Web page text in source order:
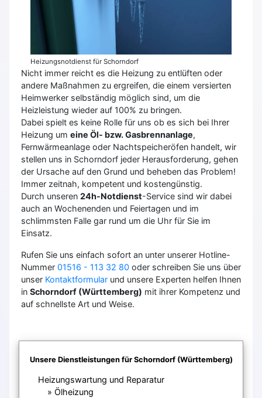
Heizungsnotdienst für Schorndorf
Nicht immer reicht es die Heizung zu entlüften oder
andere Maßnahmen zu ergreifen, die einem versierten
Heimwerker selbständig möglich sind, um die
Heizleistung wieder auf 100% zu bringen.
Dabei spielt es keine Rolle für uns ob es sich bei Ihrer
Heizung um eine Öl- bzw. Gasbrennanlage,
Fernwärmeanlage oder Nachtspeicheröfen handelt, wir
stellen uns in Schorndorf jeder Herausforderung, gehen
der Ursache auf den Grund und beheben das Problem!
Immer zeitnah, kompetent und kostengünstig.
Durch unseren 24h-Notdienst-Service sind wir dabei
auch an Wochenenden und Feiertagen und im
schlimmsten Falle gar rund um die Uhr für Sie im
Einsatz.
Rufen Sie uns einfach sofort an unter unserer Hotline-
Nummer 01516 - 113 32 80 oder schreiben Sie uns über
unser Kontaktformular und unsere Experten helfen Ihnen
in Schorndorf (Württemberg) mit ihrer Kompetenz und
auf schnellste Art und Weise.
Unsere Dienstleistungen für Schorndorf (Württemberg)
Heizungswartung und Reparatur
Ölheizung